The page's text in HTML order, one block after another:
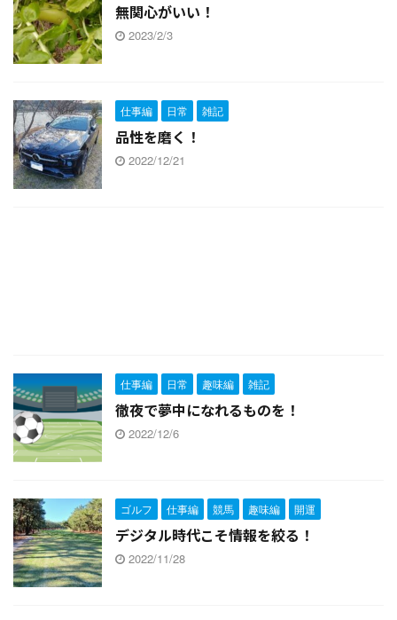
無関心がいい！
2023/2/3
仕事編 日常 雑記
品性を磨く！
2022/12/21
仕事編 日常 趣味編 雑記
徹夜で夢中になれるものを！
2022/12/6
ゴルフ 仕事編 競馬 趣味編 開運
デジタル時代こそ情報を絞る！
2022/11/28